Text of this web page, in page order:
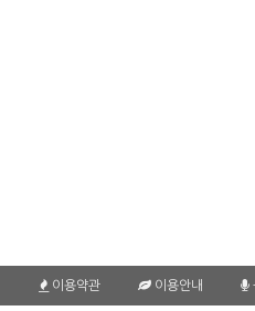
이용약관 이용안내